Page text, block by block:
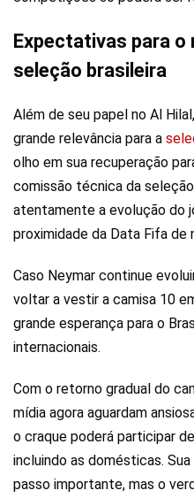
Expectativas para o
seleção brasileira
Além de seu papel no Al
grande relevância para a
olho em sua recuperação
comissão técnica da
atentamente a evolução do
proximidade da Data Fifa de
Caso Neymar continue
voltar a vestir a camisa 10
grande esperança para o
internacionais.
Com o retorno gradual do
mídia agora aguardam
o craque poderá participar
incluindo as domésticas.
passo importante, mas o